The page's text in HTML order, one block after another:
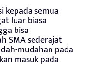
kepada semua
luar biasa
bisa
SMA sederajat
mudahan pada
masuk pada